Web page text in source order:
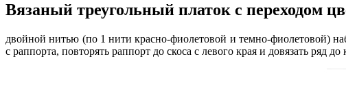
Вязаный треугольный платок с переходом
двойной нитью (по 1 нити красно-фиолетовой и темно-фиолетовой)
с раппорта, повторять раппорт до скоса с левого края и довязать ряд